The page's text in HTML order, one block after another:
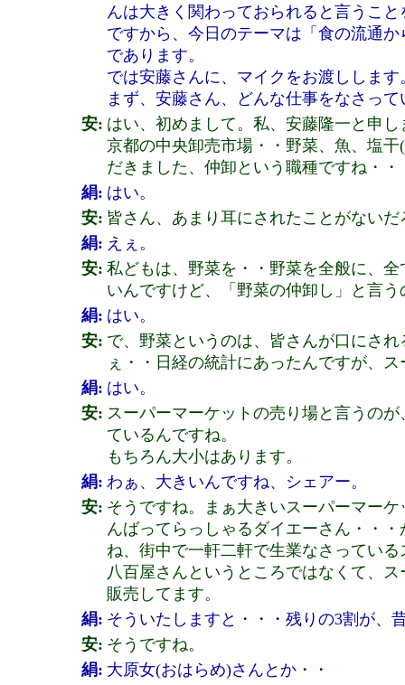
んは大きく関わっておられると言うこ
ですから、今日のテーマは「食の流通
であります。
では安藤さんに、マイクをお渡しします
まず、安藤さん、どんな仕事をなさっ
安: はい、初めまして。私、安藤隆一と申し
京都の中央卸売市場・・野菜、魚、塩
だきました、仲卸という職種ですね・・
絹: はい。
安: 皆さん、あまり耳にされたことがない
絹: えぇ。
安: 私どもは、野菜を・・野菜を全般に、
いんですけど、「野菜の仲卸し」と言
絹: はい。
安: で、野菜というのは、皆さんが口にさ
ぇ・・日経の統計にあったんですが、
絹: はい。
安: スーパーマーケットの売り場と言うの
ているんですね。
もちろん大小はあります。
絹: わぁ、大きいんですね、シェアー。
安: そうですね。まぁ大きいスーパーマー
んばってらっしゃるダイエーさん・・
ね、街中で一軒二軒で生業なさってい
八百屋さんというところではなくて、
販売してます。
絹: そういたしますと・・・残りの3割が、
安: そうですね。
絹: 大原女(おはらめ)さんとか・・